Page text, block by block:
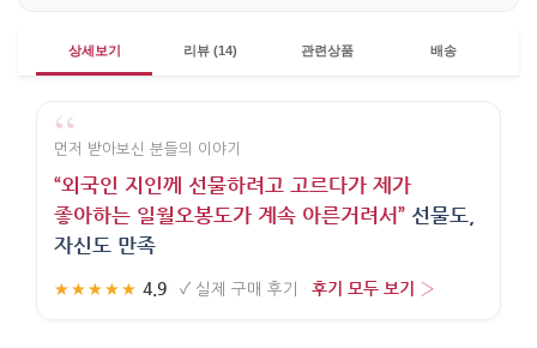
상세보기 리뷰 (14) 관련상품 배송
“
먼저 받아보신 분들의 이야기
“외국인 지인께 선물하려고 고르다가 제가
좋아하는 일월오봉도가 계속 아른거려서” 선물도,
자신도 만족
★★★★★ 4.9 · ✓ 실제 구매 후기 · 후기 모두 보기 ›